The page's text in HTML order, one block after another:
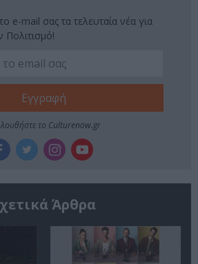
e-mail σας τα τελευταία νέα για
Πολιτισμό!
το Culturenow.gr
Άρθρα